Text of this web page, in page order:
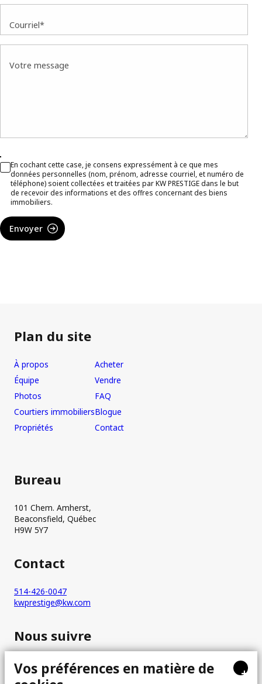
Courriel*
Votre message
En cochant cette case, je consens expressément à ce que mes
données personnelles (nom, prénom, adresse courriel, et numéro de
téléphone) soient collectées et traitées par KW PRESTIGE dans le but
de recevoir des informations et des offres concernant des biens
immobiliers.
Envoyer
Plan du site
À propos
Équipe
Photos
Courtiers immobiliers
Propriétés
Acheter
Vendre
FAQ
Blogue
Contact
Bureau
101 Chem. Amherst,
Beaconsfield, Québec
H9W 5Y7
Contact
514-426-0047
kwprestige@kw.com
Nous suivre
+
Vos préférences en matière de